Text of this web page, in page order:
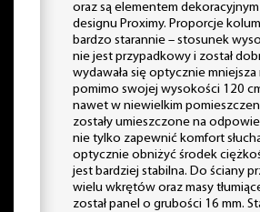
oraz są elementem
designu Proximy. Proporcje
bardzo starannie – stosunek
nie jest przypadkowy i został
wydawała się optycznie
pomimo swojej wysokości 120
nawet w niewielkim
zostały umieszczone na
nie tylko zapewnić komfort
optycznie obniżyć środek
jest bardziej stabilna. Do ściany
wielu wkrętów oraz masy
został panel o grubości 16 mm.